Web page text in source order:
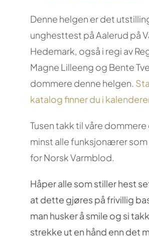
Denne helgen er det
unghesttest på Aalerud på
Hedemark, også i regi av
Magne Lilleeng og Bente
dommere denne helgen.
katalog finner du i
Tusen takk til våre
minst alle funksjonærer
for Norsk Varmblod.
Håper alle som stiller hest
at dette gjøres på frivillig
man husker å smile og si
strekke ut en hånd enn det